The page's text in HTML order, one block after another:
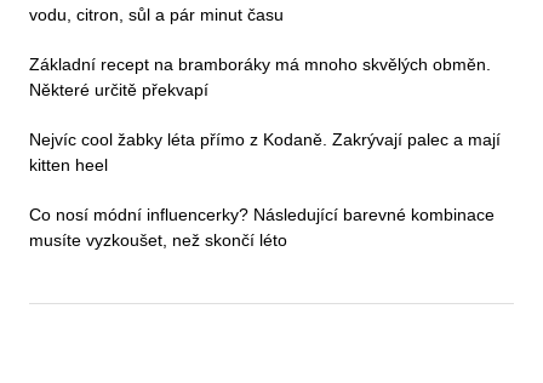
vodu, citron, sůl a pár minut času
Základní recept na bramboráky má mnoho skvělých obměn.
Některé určitě překvapí
Nejvíc cool žabky léta přímo z Kodaně. Zakrývají palec a mají
kitten heel
Co nosí módní influencerky? Následující barevné kombinace
musíte vyzkoušet, než skončí léto